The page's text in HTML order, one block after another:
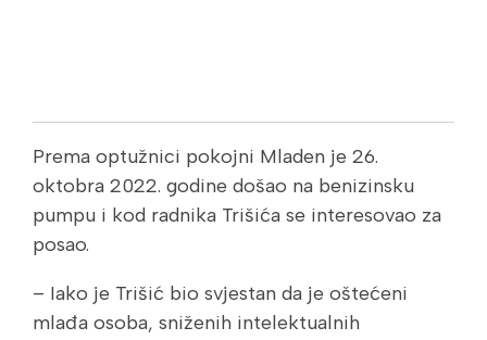
Prema optužnici pokojni Mladen je 26.
oktobra 2022. godine došao na benizinsku
pumpu i kod radnika Trišića se interesovao za
posao.
– Iako je Trišić bio svjestan da je oštećeni
mlađa osoba, sniženih intelektualnih